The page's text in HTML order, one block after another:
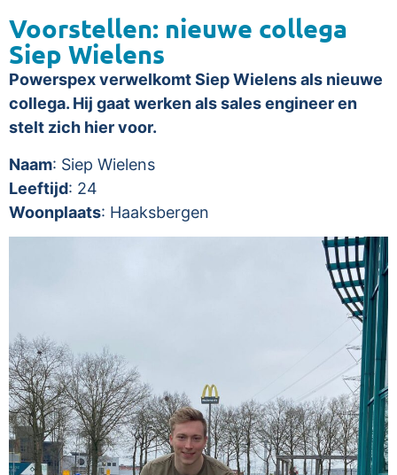
Voorstellen: nieuwe collega
Siep Wielens
Powerspex verwelkomt Siep Wielens als nieuwe
collega. Hij gaat werken als sales engineer en
stelt zich hier voor.
Naam: Siep Wielens
Leeftijd: 24
Woonplaats: Haaksbergen